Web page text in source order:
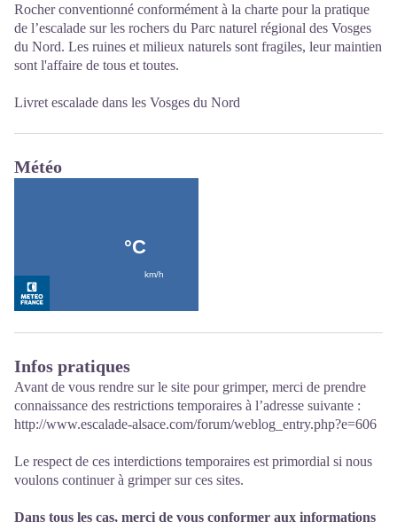
Rocher conventionné conformément à la charte pour la pratique
de l’escalade sur les rochers du Parc naturel régional des Vosges
du Nord. Les ruines et milieux naturels sont fragiles, leur maintien
sont l'affaire de tous et toutes.
Livret escalade dans les Vosges du Nord
Météo
Infos pratiques
Avant de vous rendre sur le site pour grimper, merci de prendre
connaissance des restrictions temporaires à l’adresse suivante :
http://www.escalade-alsace.com/forum/weblog_entry.php?e=606
Le respect de ces interdictions temporaires est primordial si nous
voulons continuer à grimper sur ces sites.
Dans tous les cas, merci de vous conformer aux informations